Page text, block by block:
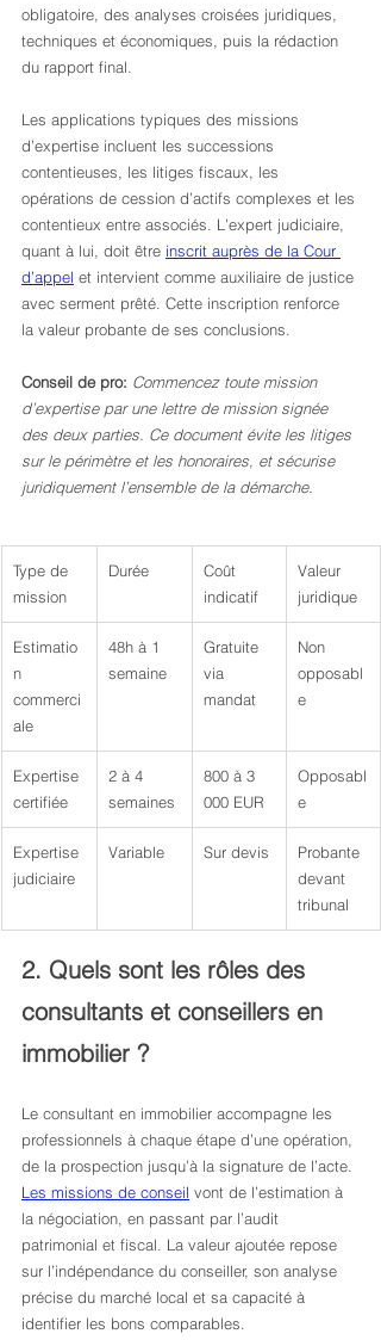
obligatoire, des analyses croisées juridiques,
techniques et économiques, puis la rédaction
du rapport final.
Les applications typiques des missions
d’expertise incluent les successions
contentieuses, les litiges fiscaux, les
opérations de cession d’actifs complexes et les
contentieux entre associés. L’expert judiciaire,
quant à lui, doit être inscrit auprès de la Cour
d’appel et intervient comme auxiliaire de justice
avec serment prêté. Cette inscription renforce
la valeur probante de ses conclusions.
Conseil de pro: Commencez toute mission
d’expertise par une lettre de mission signée
des deux parties. Ce document évite les litiges
sur le périmètre et les honoraires, et sécurise
juridiquement l’ensemble de la démarche.
Type de
mission
Durée
Coût
indicatif
Valeur
juridique
Estimatio
n
commerci
ale
48h à 1
semaine
Gratuite
via
mandat
Non
opposabl
e
Expertise
certifiée
2 à 4
semaines
800 à 3
000 EUR
Opposabl
e
Expertise
judiciaire
Variable Sur devis
Probante
devant
tribunal
2. Quels sont les rôles des
consultants et conseillers en
immobilier ?
Le consultant en immobilier accompagne les
professionnels à chaque étape d’une opération,
de la prospection jusqu’à la signature de l’acte.
Les missions de conseil vont de l’estimation à
la négociation, en passant par l’audit
patrimonial et fiscal. La valeur ajoutée repose
sur l’indépendance du conseiller, son analyse
précise du marché local et sa capacité à
identifier les bons comparables.